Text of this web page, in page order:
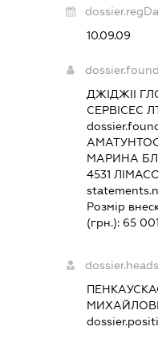
10.09.09
ДЖІДЖІІ
СЕРВІСЕС
МАРИНА
4531
Розмір
(грн.): 65 001